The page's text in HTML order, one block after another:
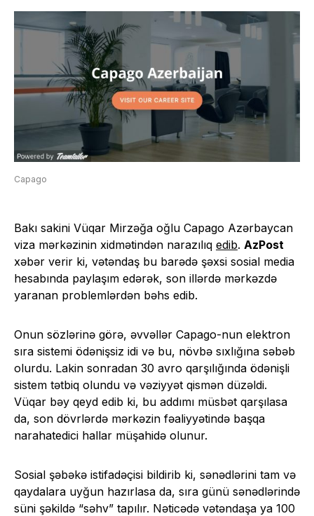
Capago
Bakı sakini Vüqar Mirzəğa oğlu Capago Azərbaycan
viza mərkəzinin xidmətindən narazılıq edib. AzPost
xəbər verir ki, vətəndaş bu barədə şəxsi sosial media
hesabında paylaşım edərək, son illərdə mərkəzdə
yaranan problemlərdən bəhs edib.
Onun sözlərinə görə, əvvəllər Capago-nun elektron
sıra sistemi ödənişsiz idi və bu, növbə sıxlığına səbəb
olurdu. Lakin sonradan 30 avro qarşılığında ödənişli
sistem tətbiq olundu və vəziyyət qismən düzəldi.
Vüqar bəy qeyd edib ki, bu addımı müsbət qarşılasa
da, son dövrlərdə mərkəzin fəaliyyətində başqa
narahatedici hallar müşahidə olunur.
Sosial şəbəkə istifadəçisi bildirib ki, sənədlərini tam və
qaydalara uyğun hazırlasa da, sıra günü sənədlərində
süni şəkildə “səhv” tapılır. Nəticədə vətəndaşa ya 100